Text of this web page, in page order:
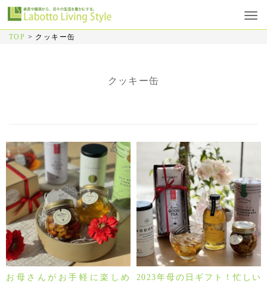
TOP > クッキー缶
クッキー缶
お母さんがお手軽に楽しめ
2023年母の日ギフト！忙しい